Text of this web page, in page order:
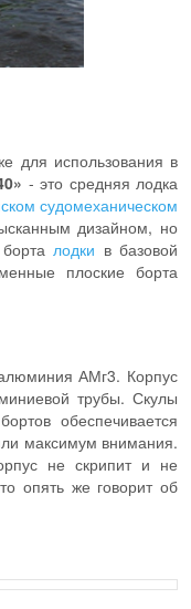
для использования в
- это средняя лодка
судомеханическом
дизайном, но
лодки в базовой
плоские борта
АМг3. Корпус
трубы. Скулы
обеспечивается
максимум внимания.
не скрипит и не
опять же говорит об